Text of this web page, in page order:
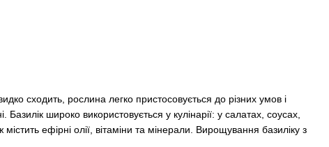
сходить, рослина легко пристосовується до різних умов і
Базилік широко використовується у кулінарії: у салатах, соусах,
ефірні олії, вітаміни та мінерали. Вирощування базиліку з